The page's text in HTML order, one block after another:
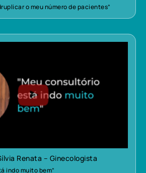
o meu número de pacientes”
Renata – Ginecologista
indo muito bem”